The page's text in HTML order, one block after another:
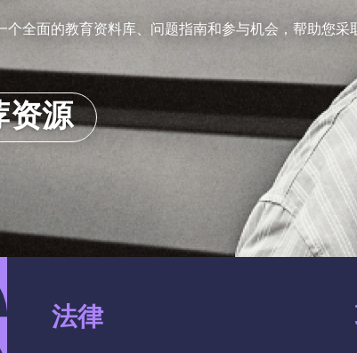
个全面的教育资料库、问题指南和参与机会，帮助您采
资源
法律